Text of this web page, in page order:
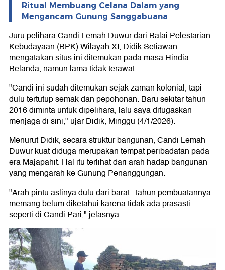
Ritual Membuang Celana Dalam yang
Mengancam Gunung Sanggabuana
Juru pelihara Candi Lemah Duwur dari Balai Pelestarian
Kebudayaan (BPK) Wilayah XI, Didik Setiawan
mengatakan situs ini ditemukan pada masa Hindia-
Belanda, namun lama tidak terawat.
"Candi ini sudah ditemukan sejak zaman kolonial, tapi
dulu tertutup semak dan pepohonan. Baru sekitar tahun
2016 diminta untuk dipelihara, lalu saya ditugaskan
menjaga di sini," ujar Didik, Minggu (4/1/2026).
Menurut Didik, secara struktur bangunan, Candi Lemah
Duwur kuat diduga merupakan tempat peribadatan pada
era Majapahit. Hal itu terlihat dari arah hadap bangunan
yang mengarah ke Gunung Penanggungan.
"Arah pintu aslinya dulu dari barat. Tahun pembuatannya
memang belum diketahui karena tidak ada prasasti
seperti di Candi Pari," jelasnya.